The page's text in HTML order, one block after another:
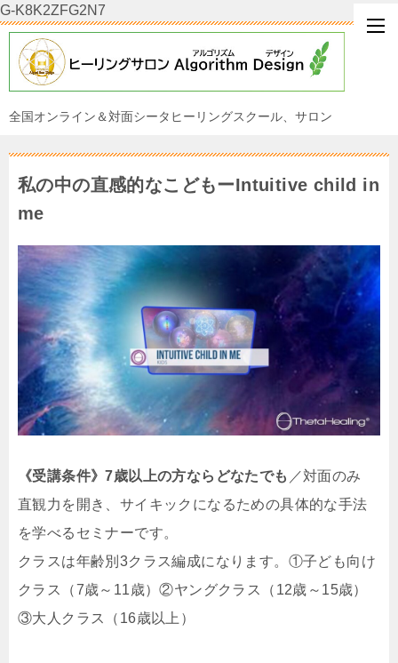
G-K8K2ZFG2N7
全国オンライン＆対面シータヒーリングスクール、サロン
私の中の直感的なこどもーIntuitive child in
me
《受講条件》7歳以上の方ならどなたでも ／対面のみ
直観力を開き、サイキックになるための具体的な手法
を学べるセミナーです。
クラスは年齢別3クラス編成になります。①子ども向け
クラス（7歳～11歳）②ヤングクラス（12歳～15歳）
③大人クラス（16歳以上）